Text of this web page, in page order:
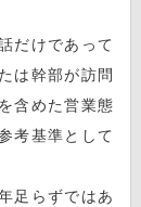
だけであって
は幹部が訪問
含めた営業態
考基準として
足らずではあ